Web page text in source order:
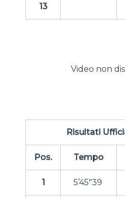
13
Video non
Risultati
Pos. Tempo
1 5’45″39